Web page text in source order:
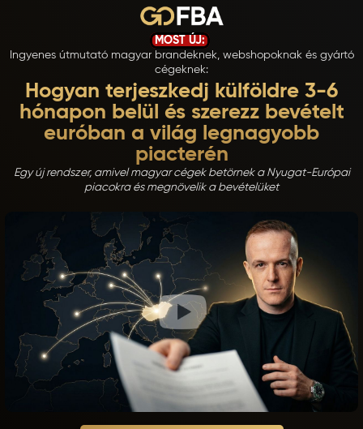
MOST ÚJ:
Ingyenes útmutató magyar brandeknek, webshopoknak és gyártó
cégeknek:
Hogyan terjeszkedj külföldre 3-6
hónapon belül és szerezz bevételt
euróban a világ legnagyobb
piacterén
Egy új rendszer, amivel magyar cégek betörnek a Nyugat-Európai
piacokra és megnövelik a bevételüket